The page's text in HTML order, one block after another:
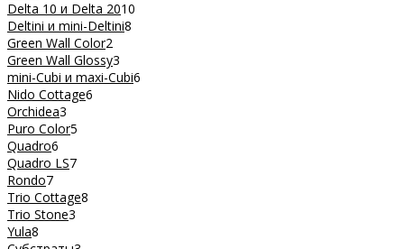
Delta 10 и Delta 2010
Deltini и mini-Deltini8
Green Wall Color2
Green Wall Glossy3
mini-Cubi и maxi-Cubi6
Nido Cottage6
Orchidea3
Puro Color5
Quadro6
Quadro LS7
Rondo7
Trio Cottage8
Trio Stone3
Yula8